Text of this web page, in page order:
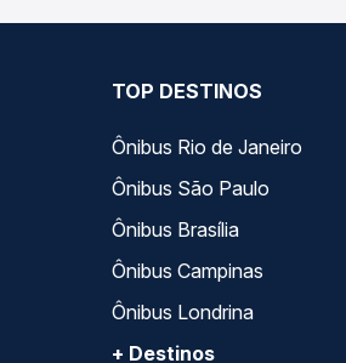
TOP DESTINOS
Ônibus Rio de Janeiro
Ônibus São Paulo
Ônibus Brasília
Ônibus Campinas
Ônibus Londrina
+ Destinos